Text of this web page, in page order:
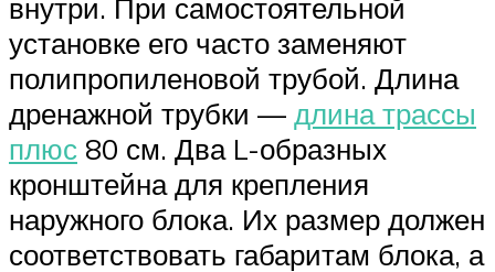
внутри. При самостоятельной
установке его часто заменяют
полипропиленовой трубой. Длина
дренажной трубки — длина трассы
плюс 80 см. Два L-образных
кронштейна для крепления
наружного блока. Их размер должен
соответствовать габаритам блока, а